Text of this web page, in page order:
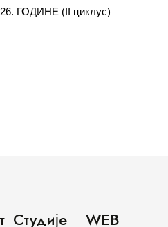
ГОДИНЕ (II циклус)
Студије WEB